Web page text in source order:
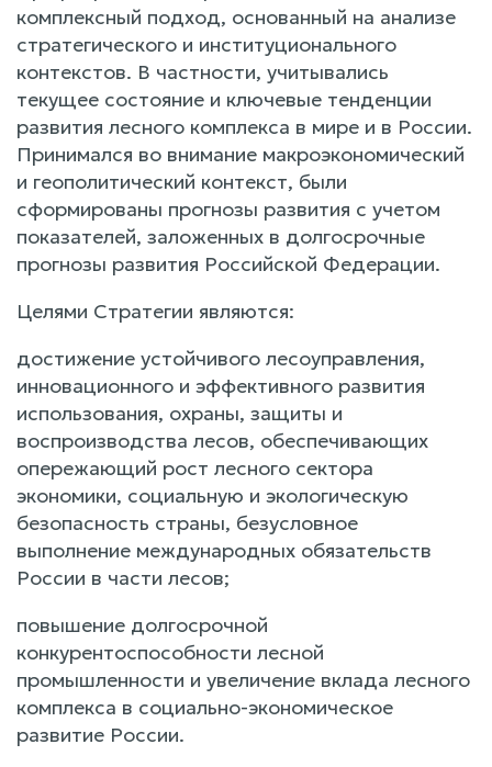
комплексный подход, основанный на анализе
стратегического и институционального
контекстов. В частности, учитывались
текущее состояние и ключевые тенденции
развития лесного комплекса в мире и в России.
Принимался во внимание макроэкономический
и геополитический контекст, были
сформированы прогнозы развития с учетом
показателей, заложенных в долгосрочные
прогнозы развития Российской Федерации.
Целями Стратегии являются:
достижение устойчивого лесоуправления,
инновационного и эффективного развития
использования, охраны, защиты и
воспроизводства лесов, обеспечивающих
опережающий рост лесного сектора
экономики, социальную и экологическую
безопасность страны, безусловное
выполнение международных обязательств
России в части лесов;
повышение долгосрочной
конкурентоспособности лесной
промышленности и увеличение вклада лесного
комплекса в социально-экономическое
развитие России.